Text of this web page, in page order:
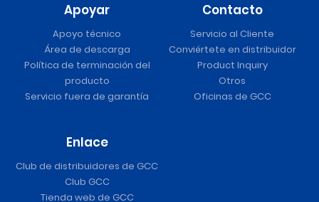
Apoyar
Apoyo técnico
Área de descarga
Política de terminación del
producto
Servicio fuera de garantía
Contacto
Servicio al Cliente
Conviértete en distribuidor
Product Inquiry
Otros
Oficinas de GCC
Enlace
Club de distribuidores de GCC
Club GCC
Tienda web de GCC